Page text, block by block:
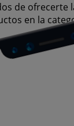
de
en la
tus
de